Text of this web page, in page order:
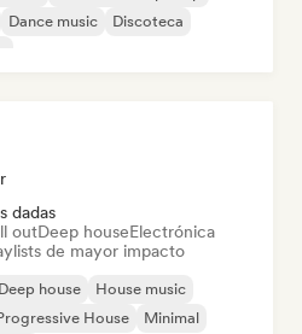
Dance music
Discoteca
dadas
outDeep houseElectrónica
de mayor impacto
Deep house
House music
House
Minimal